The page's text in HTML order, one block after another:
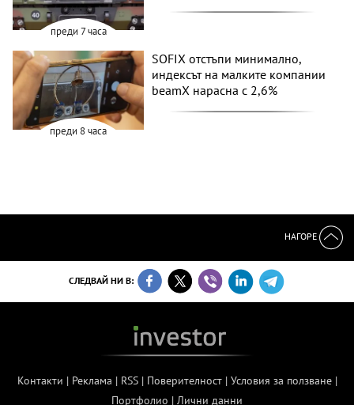
преди 7 часа
преди 8 часа
SOFIX отстъпи минимално,
индексът на малките компании
beamX нарасна с 2,6%
НАГОРЕ
СЛЕДВАЙ НИ В:
Контакти | Реклама | RSS| Поверителност| Условия за ползване|
Портфолио | Лични данни